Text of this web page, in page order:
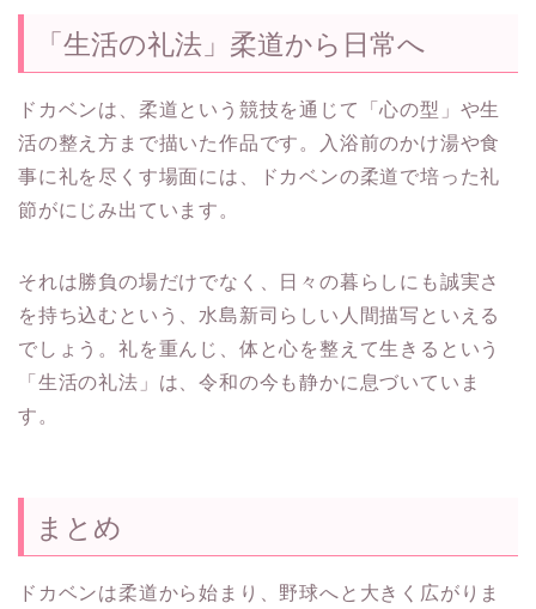
「生活の礼法」柔道から日常へ
ドカベンは、柔道という競技を通じて「心の型」や生
活の整え方まで描いた作品です。入浴前のかけ湯や食
事に礼を尽くす場面には、ドカベンの柔道で培った礼
節がにじみ出ています。
それは勝負の場だけでなく、日々の暮らしにも誠実さ
を持ち込むという、水島新司らしい人間描写といえる
でしょう。礼を重んじ、体と心を整えて生きるという
「生活の礼法」は、令和の今も静かに息づいていま
す。
まとめ
ドカベンは柔道から始まり、野球へと大きく広がりま